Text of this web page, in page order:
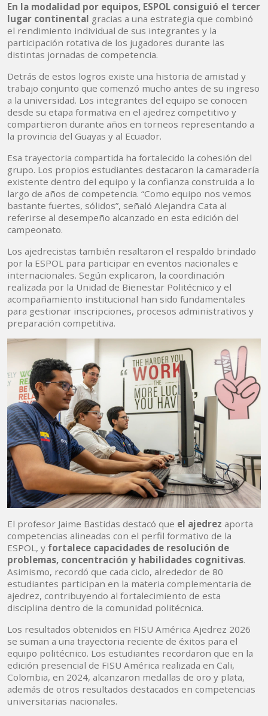
En la modalidad por equipos, ESPOL consiguió el tercer
lugar continental gracias a una estrategia que combinó
el rendimiento individual de sus integrantes y la
participación rotativa de los jugadores durante las
distintas jornadas de competencia.
Detrás de estos logros existe una historia de amistad y
trabajo conjunto que comenzó mucho antes de su ingreso
a la universidad. Los integrantes del equipo se conocen
desde su etapa formativa en el ajedrez competitivo y
compartieron durante años en torneos representando a
la provincia del Guayas y al Ecuador.
Esa trayectoria compartida ha fortalecido la cohesión del
grupo. Los propios estudiantes destacaron la camaradería
existente dentro del equipo y la confianza construida a lo
largo de años de competencia. “Como equipo nos vemos
bastante fuertes, sólidos”, señaló Alejandra Cata al
referirse al desempeño alcanzado en esta edición del
campeonato.
Los ajedrecistas también resaltaron el respaldo brindado
por la ESPOL para participar en eventos nacionales e
internacionales. Según explicaron, la coordinación
realizada por la Unidad de Bienestar Politécnico y el
acompañamiento institucional han sido fundamentales
para gestionar inscripciones, procesos administrativos y
preparación competitiva.
El profesor Jaime Bastidas destacó que el ajedrez aporta
competencias alineadas con el perfil formativo de la
ESPOL, y fortalece capacidades de resolución de
problemas, concentración y habilidades cognitivas.
Asimismo, recordó que cada ciclo, alrededor de 80
estudiantes participan en la materia complementaria de
ajedrez, contribuyendo al fortalecimiento de esta
disciplina dentro de la comunidad politécnica.
Los resultados obtenidos en FISU América Ajedrez 2026
se suman a una trayectoria reciente de éxitos para el
equipo politécnico. Los estudiantes recordaron que en la
edición presencial de FISU América realizada en Cali,
Colombia, en 2024, alcanzaron medallas de oro y plata,
además de otros resultados destacados en competencias
universitarias nacionales.